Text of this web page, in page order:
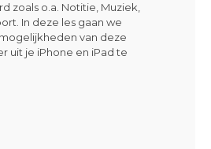
zoals o.a. Notitie, Muziek,
In deze les gaan we
van deze
uit je iPhone en iPad te